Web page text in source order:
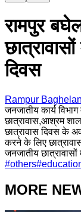
रामपुर
दिवस
Rampur
जनजातीय कार्य विभाग
छात्रावास,आश्रम
छात्रावास दिवस के
करने के लिए
जनजातीय
#others#
MORE